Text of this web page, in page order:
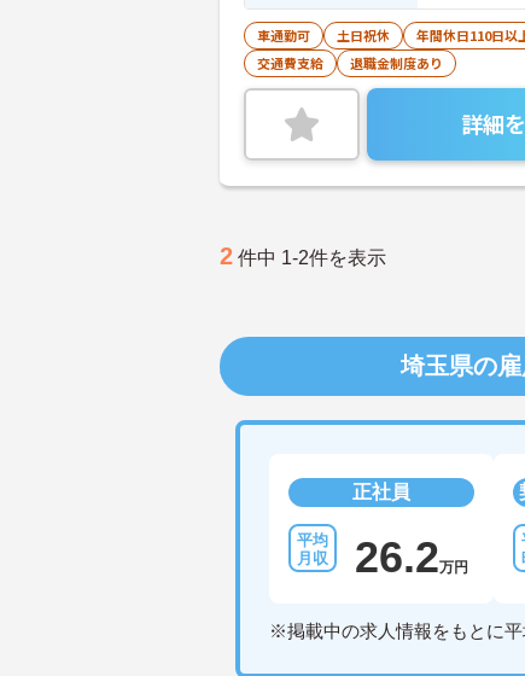
車通勤可 土日祝休 年間休日110日以
交通費支給
退職金制度あり
詳細
2 件中 1-2件を表示
埼玉県の
正社員
26.2万円
※掲載中の求人情報をもとに